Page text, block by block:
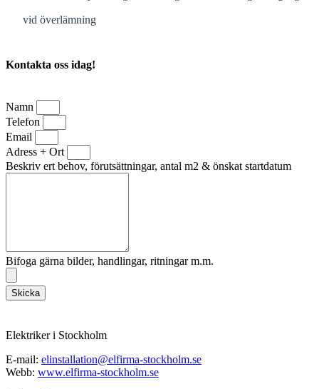
vid överlämning
Kontakta oss idag!
Namn
Telefon
Email
Adress + Ort
Beskriv ert behov, förutsättningar, antal m2 & önskat startdatum
Bifoga gärna bilder, handlingar, ritningar m.m.
Skicka
Elektriker i Stockholm
E-mail: elinstallation@elfirma-stockholm.se
Webb: www.elfirma-stockholm.se